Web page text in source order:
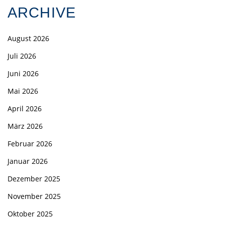
ARCHIVE
August 2026
Juli 2026
Juni 2026
Mai 2026
April 2026
März 2026
Februar 2026
Januar 2026
Dezember 2025
November 2025
Oktober 2025